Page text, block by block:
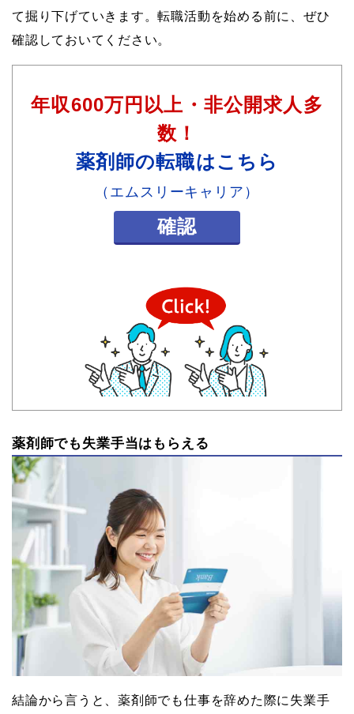
て掘り下げていきます。転職活動を始める前に、ぜひ
確認しておいてください。
年収600万円以上・非公開求人多
数！
薬剤師の転職はこちら
（エムスリーキャリア）
確認
薬剤師でも失業手当はもらえる
結論から言うと、薬剤師でも仕事を辞めた際に失業手